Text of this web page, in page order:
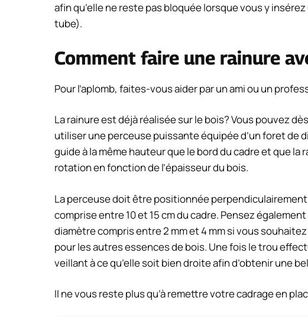
afin qu’elle ne reste pas bloquée lorsque vous y
tube).
Comment faire une rainure
Pour l’aplomb, faites-vous aider par un ami ou un
La rainure est déjà réalisée sur le bois? Vous pouvez
utiliser une perceuse puissante équipée d’un foret de
guide à la même hauteur que le bord du cadre et que
rotation en fonction de l’épaisseur du bois.
La perceuse doit être positionnée
comprise entre 10 et 15 cm du cadre. Pensez
diamètre compris entre 2 mm et 4 mm si vous
pour les autres essences de bois. Une fois le trou
veillant à ce qu’elle soit bien droite afin d’obtenir une
Il ne vous reste plus qu’à remettre votre cadrage en